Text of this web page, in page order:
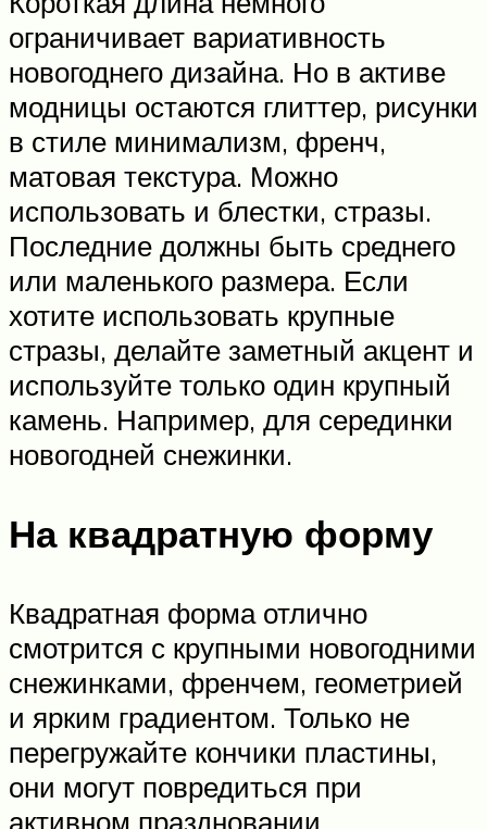
ограничивает вариативность
новогоднего дизайна. Но в активе
модницы остаются глиттер, рисунки
в стиле минимализм, френч,
матовая текстура. Можно
использовать и блестки, стразы.
Последние должны быть среднего
или маленького размера. Если
хотите использовать крупные
стразы, делайте заметный акцент и
используйте только один крупный
камень. Например, для серединки
новогодней снежинки.
На квадратную форму
Квадратная форма отлично
смотрится с крупными новогодними
снежинками, френчем, геометрией
и ярким градиентом. Только не
перегружайте кончики пластины,
они могут повредиться при
активном праздновании.